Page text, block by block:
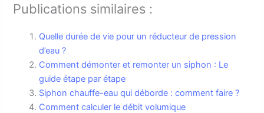
Publications similaires :
Quelle durée de vie pour un réducteur de pression
d’eau ?
Comment démonter et remonter un siphon : Le
guide étape par étape
Siphon chauffe-eau qui déborde : comment faire ?
Comment calculer le débit volumique